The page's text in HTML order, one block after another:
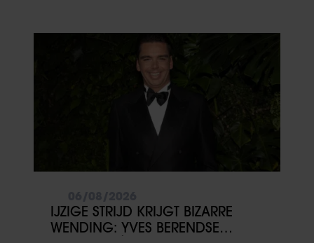
IJZIGE STRIJD KRIJGT BIZARRE
WENDING: YVES BERENDSE